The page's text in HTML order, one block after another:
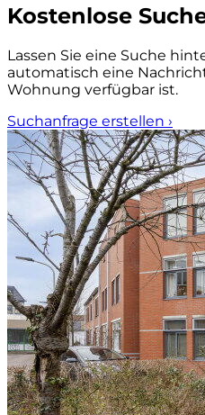
Kostenlose
Lassen Sie eine Suche
automatisch eine
Wohnung verfügbar ist.
Suchanfrage erstellen ›